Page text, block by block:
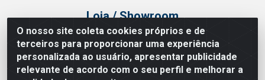
O nosso site coleta cookies próprios e de
terceiros para proporcionar uma experiência
personalizada ao usuário, apresentar publicidade
relevante de acordo com o seu perfil e melhorar a
Loja / Showroom
Tel.: (11) 3314 6400
Av Vautier, 468 - Pari - São Paulo/SP